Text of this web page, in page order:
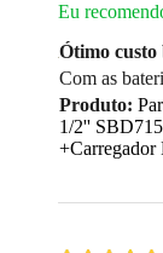
Eu
Ótimo custo
Com as
Produto:
1/2''